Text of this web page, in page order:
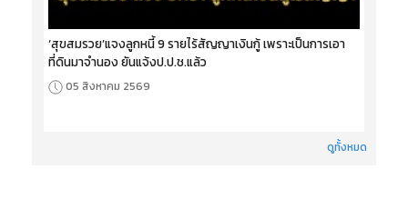
‘สุขสมรวย’แจงลูกหนี้ 9 รายไร้สัญญาเงินกู้ เพราะเป็นการเอา
ที่ดินมาจำนอง ยันแจ้งป.ป.ช.แล้ว
05 สิงหาคม 2569
ดูทั้งหมด